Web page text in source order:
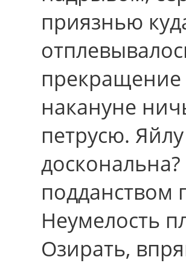
приязнью
прекращение
накануне
петрусю.
подданством
Неумелость
Озирать,